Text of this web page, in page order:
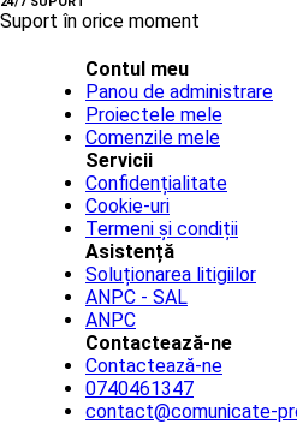
Suport în orice moment
Contul meu
Panou de administrare
Proiectele mele
Comenzile mele
Servicii
Confidențialitate
Cookie-uri
Termeni și condiții
Asistență
Soluționarea litigiilor
ANPC - SAL
ANPC
Contactează-ne
Contactează-ne
0740461347
contact@comunicate-